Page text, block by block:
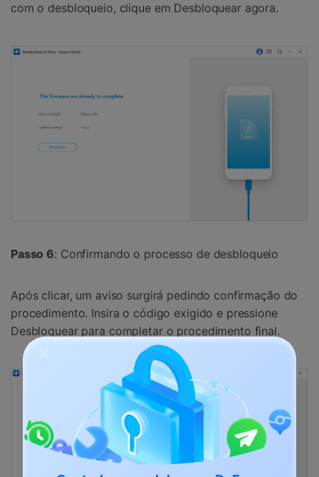
com o desbloqueio, clique em Desbloquear agora.
Passo 6: Confirmando o processo de desbloqueio
Após clicar, um aviso surgirá pedindo confirmação do
procedimento. Insira o código exigido e pressione
Desbloquear para completar o procedimento final.